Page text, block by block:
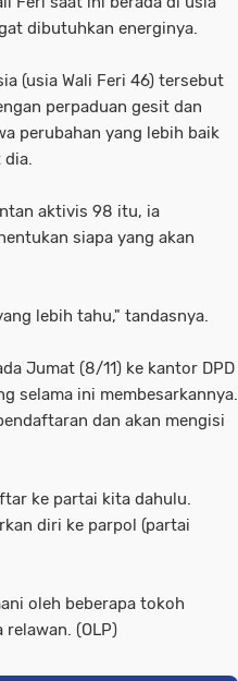
dibutuhkan energinya.
(usia Wali Feri 46) tersebut
perpaduan gesit dan
perubahan yang lebih baik
dia.
aktivis 98 itu, ia
siapa yang akan
lebih tahu," tandasnya.
Jumat (8/11) ke kantor DPD
selama ini membesarkannya.
dan akan mengisi
ke partai kita dahulu.
diri ke parpol (partai
oleh beberapa tokoh
(OLP)